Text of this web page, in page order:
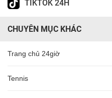
TIKTOK 24H
CHUYÊN MỤC KHÁC
Trang chủ 24giờ
Tennis